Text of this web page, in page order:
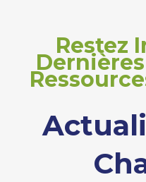
Restez